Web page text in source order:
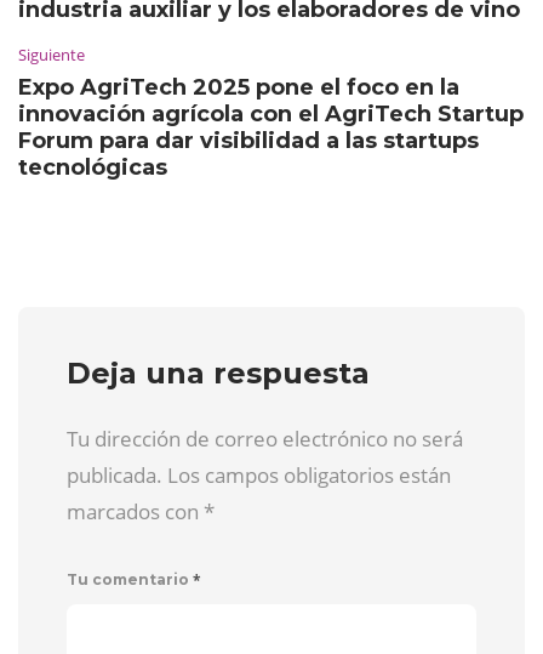
industria auxiliar y los elaboradores de vino
Siguiente
Expo AgriTech 2025 pone el foco en la
innovación agrícola con el AgriTech Startup
Forum para dar visibilidad a las startups
tecnológicas
Deja una respuesta
Tu dirección de correo electrónico no será
publicada. Los campos obligatorios están
marcados con *
Tu comentario *